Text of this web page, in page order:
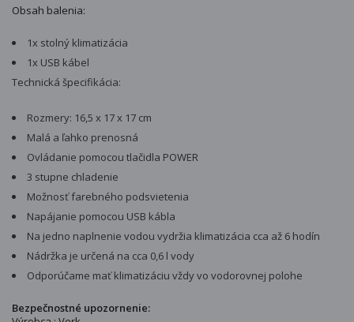
Obsah balenia:
1x stolný klimatizácia
1x USB kábel
Technická špecifikácia:
Rozmery: 16,5 x 17 x 17 cm
Malá a ľahko prenosná
Ovládanie pomocou tlačidla POWER
3 stupne chladenie
Možnosť farebného podsvietenia
Napájanie pomocou USB kábla
Na jedno naplnenie vodou vydržia klimatizácia cca až 6 hodín
Nádržka je určená na cca 0,6 l vody
Odporúčame mať klimatizáciu vždy vo vodorovnej polohe
Bezpečnostné upozornenie: